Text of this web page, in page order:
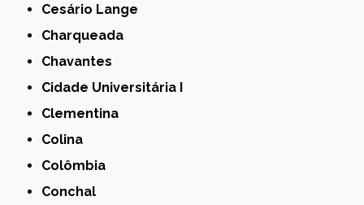
Cesário Lange
Charqueada
Chavantes
Cidade Universitária I
Clementina
Colina
Colômbia
Conchal